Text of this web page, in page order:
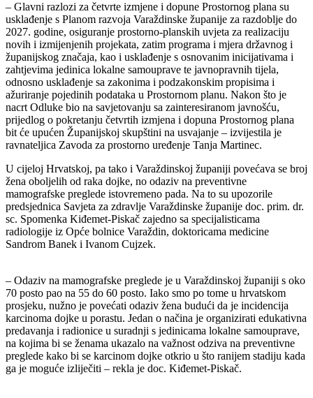
– Glavni razlozi za četvrte izmjene i dopune Prostornog plana su
usklađenje s Planom razvoja Varaždinske županije za razdoblje do
2027. godine, osiguranje prostorno-planskih uvjeta za realizaciju
novih i izmijenjenih projekata, zatim programa i mjera državnog i
županijskog značaja, kao i usklađenje s osnovanim inicijativama i
zahtjevima jedinica lokalne samouprave te javnopravnih tijela,
odnosno usklađenje sa zakonima i podzakonskim propisima i
ažuriranje pojedinih podataka u Prostornom planu. Nakon što je
nacrt Odluke bio na savjetovanju sa zainteresiranom javnošću,
prijedlog o pokretanju četvrtih izmjena i dopuna Prostornog plana
bit će upućen Županijskoj skupštini na usvajanje – izvijestila je
ravnateljica Zavoda za prostorno uređenje Tanja Martinec.
U cijeloj Hrvatskoj, pa tako i Varaždinskoj županiji povećava se broj
žena oboljelih od raka dojke, no odaziv na preventivne
mamografske preglede istovremeno pada. Na to su upozorile
predsjednica Savjeta za zdravlje Varaždinske županije doc. prim. dr.
sc. Spomenka Kiđemet-Piskač zajedno sa specijalisticama
radiologije iz Opće bolnice Varaždin, doktoricama medicine
Sandrom Banek i Ivanom Cujzek.
– Odaziv na mamografske preglede je u Varaždinskoj županiji s oko
70 posto pao na 55 do 60 posto. Iako smo po tome u hrvatskom
prosjeku, nužno je povećati odaziv žena budući da je incidencija
karcinoma dojke u porastu. Jedan o načina je organizirati edukativna
predavanja i radionice u suradnji s jedinicama lokalne samouprave,
na kojima bi se ženama ukazalo na važnost odziva na preventivne
preglede kako bi se karcinom dojke otkrio u što ranijem stadiju kada
ga je moguće izliječiti – rekla je doc. Kiđemet-Piskač.